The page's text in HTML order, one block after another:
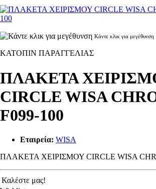
Κάντε κλικ για μεγέθυνση
ΚΑΤΟΠΙΝ ΠΑΡΑΓΓΕΛΙΑΣ
ΠΛΑΚΕΤΑ
CIRCLE WISA
F099-100
Εταιρεία: WISA
ΠΛΑΚΕΤΑ ΧΕΙΡΙΣΜΟΥ CIRCLE WISA
Καλέστε μας!